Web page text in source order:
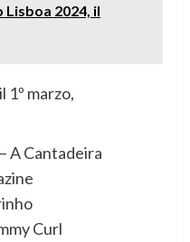
Lisboa 2024, il
1º marzo,
– A Cantadeira
Curl